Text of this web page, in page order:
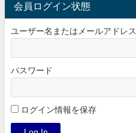
会員ログイン状態
ユーザー名またはメールアドレス
パスワード
ログイン情報を保存